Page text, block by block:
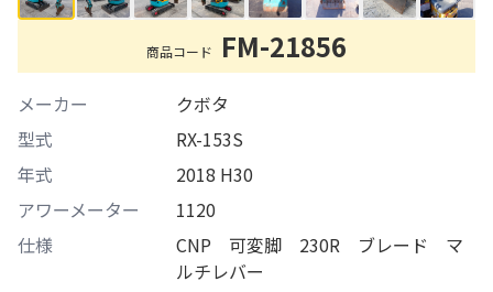
商品コード FM-21856
メーカー
クボタ
型式
RX-153S
年式
2018 H30
アワーメーター
1120
仕様
CNP 可変脚 230R ブレード マ
ルチレバー